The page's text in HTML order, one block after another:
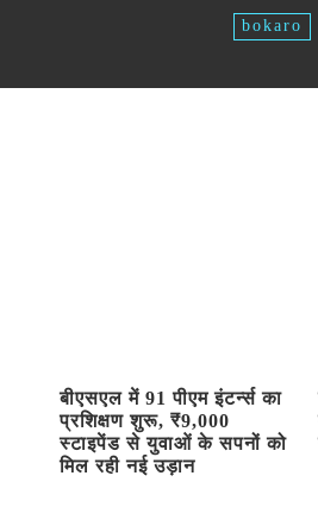
bokaro
बीएसएल में 91 पीएम इंटर्न्स का
प्रशिक्षण शुरू, ₹9,000
स्टाइपेंड से युवाओं के सपनों को
मिल रही नई उड़ान